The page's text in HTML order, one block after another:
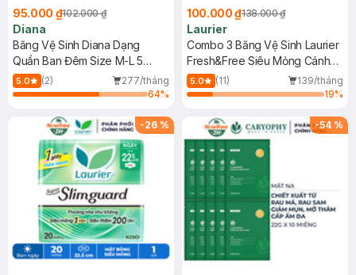
95.000 ₫102.000 ₫
Diana
Băng Vệ Sinh Diana Dạng
Quần Ban Đêm Size M-L 5
Chiếc/Gói
5.0 (2)
277/tháng
64%
100.000 ₫138.000 ₫
Laurier
Combo 3 Băng Vệ Sinh Laurier
Fresh&Free Siêu Mỏng Cánh
20M
5.0 (11)
139/tháng
19%
-26 % -54 %